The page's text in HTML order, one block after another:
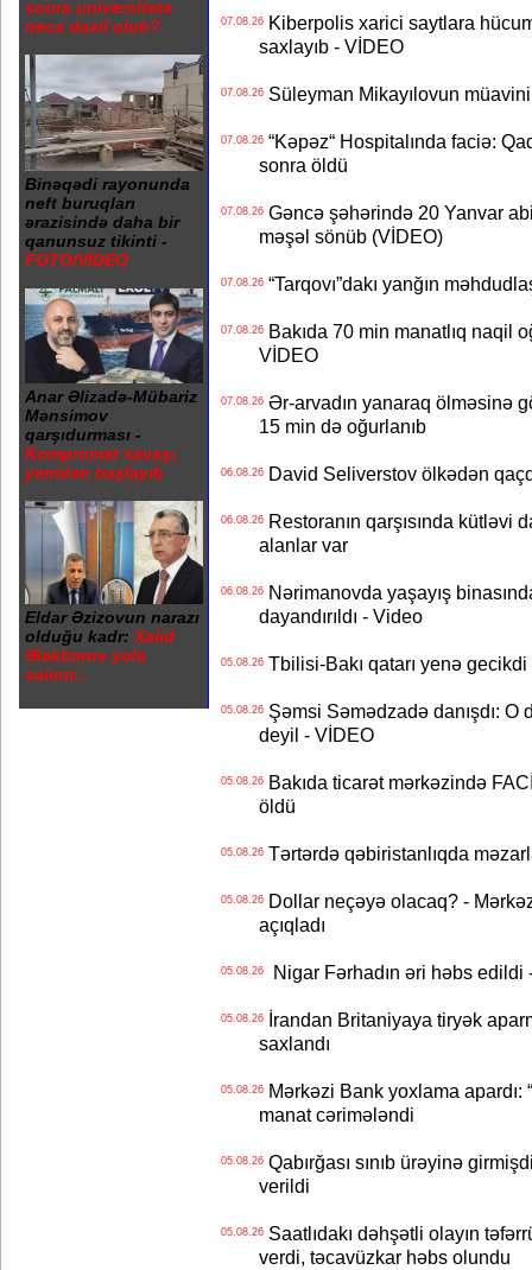
sonra universitetə
necə daxil olub?
Binəqədi rayonunda
neft buruqları
ərazisində daha bir
qanunsuz tikinti -
FOTO/VİDEO
Anar Əlizadə-Mübariz
Mənsimov
qarşıdurması -
Kompromat savaşı
yenidən başlayıb
Eldar Əzizovun narazı
olduğu kadr: Xalid
Ələkbərov yola
salınır...
07.08.26Kiberpolis xarici saytlara
saxlayıb - VİDEO
07.08.26Süleyman Mikayılovun
07.08.26“Kəpəz“ Hospitalında faciə:
sonra öldü
07.08.26Gəncə şəhərində 20 Yanvar
məşəl sönüb (VİDEO)
07.08.26“Tarqovı”dakı yanğın
07.08.26Bakıda 70 min manatlıq naqil
VİDEO
07.08.26Ər-arvadın yanaraq ölməsinə
15 min də oğurlanıb
06.08.26David Seliverstov ölkədən
06.08.26Restoranın qarşısında kütləvi
alanlar var
06.08.26Nərimanovda yaşayış
dayandırıldı - Video
05.08.26Tbilisi-Bakı qatarı yenə gecikdi
05.08.26Şəmsi Səmədzadə danışdı: O
deyil - VİDEO
05.08.26Bakıda ticarət mərkəzində
öldü
05.08.26Tərtərdə qəbiristanlıqda
05.08.26Dollar neçəyə olacaq? -
açıqladı
05.08.26Nigar Fərhadın əri həbs edildi
05.08.26İrandan Britaniyaya tiryək
saxlandı
05.08.26Mərkəzi Bank yoxlama apardı:
manat cərimələndi
05.08.26Qabırğası sınıb ürəyinə
verildi
05.08.26Saatlıdakı dəhşətli olayın
verdi, təcavüzkar həbs olundu